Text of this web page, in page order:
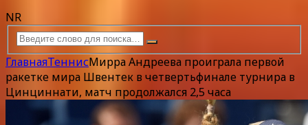
NR
ГлавнаяТеннисМирра Андреева проиграла первой
ракетке мира Швентек в четвертьфинале турнира в
Цинциннати, матч продолжался 2,5 часа